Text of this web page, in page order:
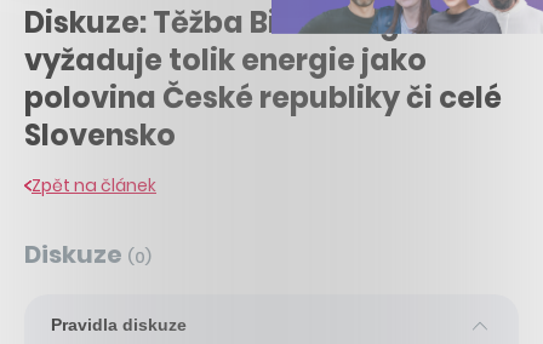
Diskuze: Těžba Bitcoinu globálně
vyžaduje tolik energie jako
polovina České republiky či celé
Slovensko
Zpět na článek
Diskuze (0)
Pravidla diskuze